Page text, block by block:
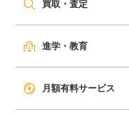
ヘルプセンター
買取・査定
進学・教育
月額有料サービス